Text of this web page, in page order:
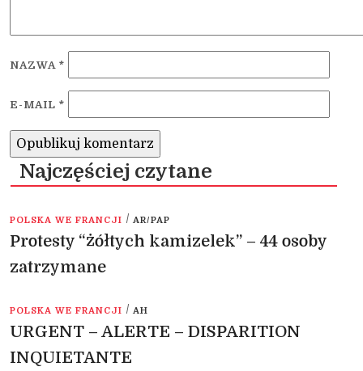
NAZWA *
E-MAIL *
Najczęściej czytane
POLSKA WE FRANCJI / AR/PAP
Protesty “żółtych kamizelek” – 44 osoby
zatrzymane
POLSKA WE FRANCJI / AH
URGENT – ALERTE – DISPARITION
INQUIETANTE